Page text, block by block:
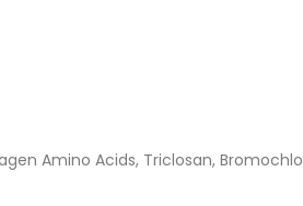
Amino Acids, Triclosan,